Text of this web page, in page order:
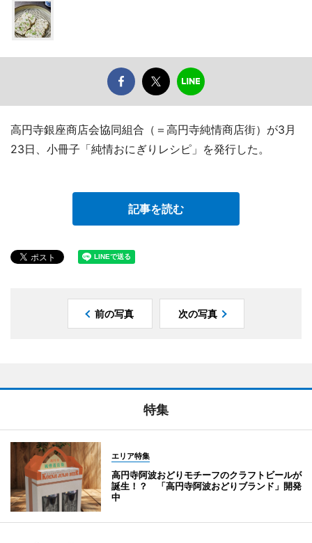
高円寺銀座商店会協同組合（＝高円寺純情商店街）が3月
23日、小冊子「純情おにぎりレシピ」を発行した。
記事を読む
前の写真 次の写真
特集
エリア特集
高円寺阿波おどりモチーフのクラフトビールが
誕生！？ 「高円寺阿波おどりブランド」開発
中